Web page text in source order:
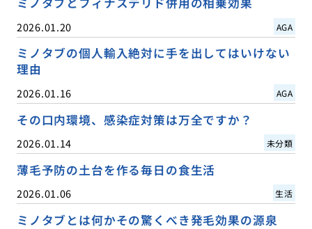
2026.01.20 AGA
ミノタブの個人輸入絶対に手を出してはいけない
理由
2026.01.16 AGA
その口内環境、感染症対策は万全ですか？
2026.01.14 未分類
薄毛予防の土台を作る毎日の食生活
2026.01.06 生活
ミノタブとは何かその驚くべき発毛効果の源泉